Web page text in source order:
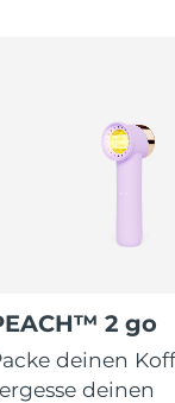
2 go
deinen
deinen